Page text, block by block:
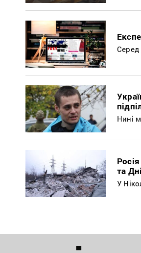
Серед
Нині
та
У